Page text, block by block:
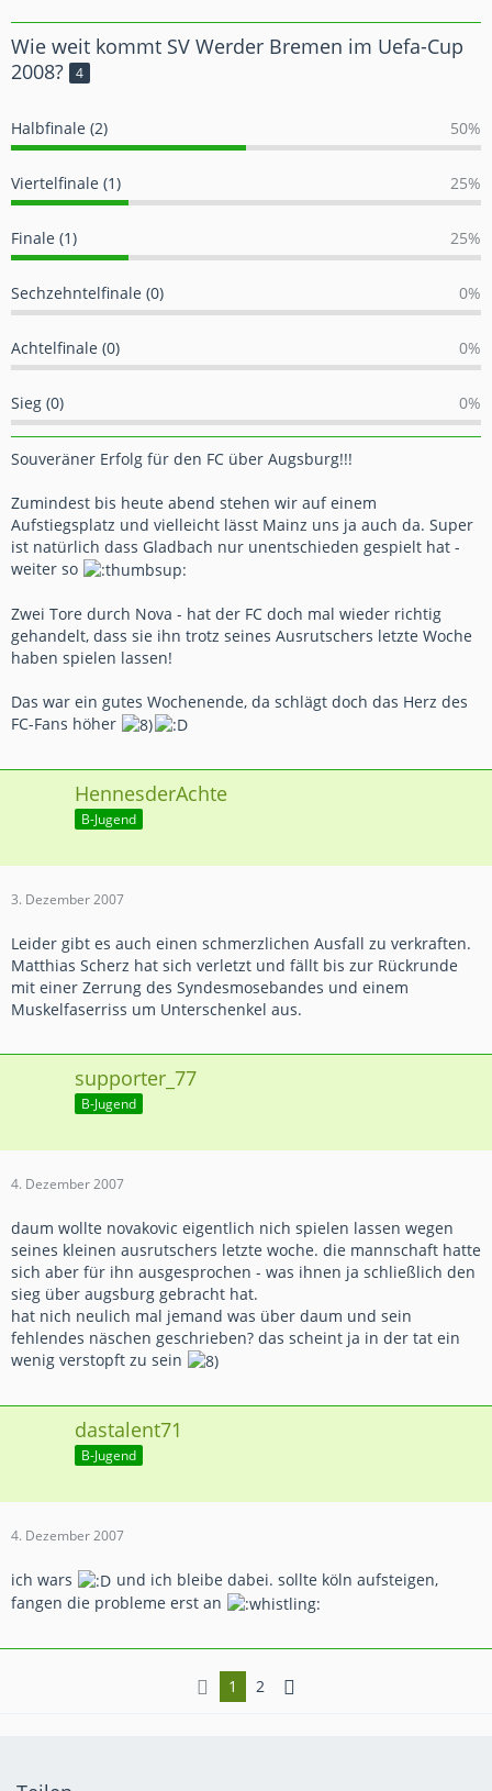
Wie weit kommt SV Werder Bremen im Uefa-Cup
2008?
4
Halbfinale (2) 50%
Viertelfinale (1) 25%
Finale (1) 25%
Sechzehntelfinale (0) 0%
Achtelfinale (0) 0%
Sieg (0) 0%
Souveräner Erfolg für den FC über Augsburg!!!
Zumindest bis heute abend stehen wir auf einem
Aufstiegsplatz und vielleicht lässt Mainz uns ja auch da. Super
ist natürlich dass Gladbach nur unentschieden gespielt hat -
weiter so
Zwei Tore durch Nova - hat der FC doch mal wieder richtig
gehandelt, dass sie ihn trotz seines Ausrutschers letzte Woche
haben spielen lassen!
Das war ein gutes Wochenende, da schlägt doch das Herz des
FC-Fans höher
HennesderAchte
B-Jugend
3. Dezember 2007
Leider gibt es auch einen schmerzlichen Ausfall zu verkraften.
Matthias Scherz hat sich verletzt und fällt bis zur Rückrunde
mit einer Zerrung des Syndesmosebandes und einem
Muskelfaserriss um Unterschenkel aus.
supporter_77
B-Jugend
4. Dezember 2007
daum wollte novakovic eigentlich nich spielen lassen wegen
seines kleinen ausrutschers letzte woche. die mannschaft hatte
sich aber für ihn ausgesprochen - was ihnen ja schließlich den
sieg über augsburg gebracht hat.
hat nich neulich mal jemand was über daum und sein
fehlendes näschen geschrieben? das scheint ja in der tat ein
wenig verstopft zu sein
dastalent71
B-Jugend
4. Dezember 2007
ich wars
und ich bleibe dabei. sollte köln aufsteigen,
fangen die probleme erst an
1 2